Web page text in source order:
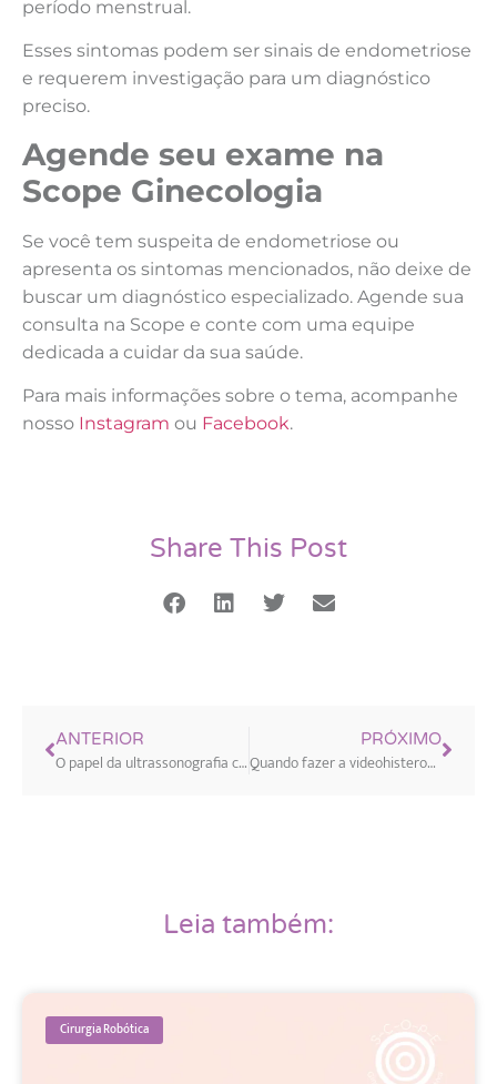
período menstrual.
Esses sintomas podem ser sinais de endometriose
e requerem investigação para um diagnóstico
preciso.
Agende seu exame na
Scope Ginecologia
Se você tem suspeita de endometriose ou
apresenta os sintomas mencionados, não deixe de
buscar um diagnóstico especializado. Agende sua
consulta na Scope e conte com uma equipe
dedicada a cuidar da sua saúde.
Para mais informações sobre o tema, acompanhe
nosso Instagram ou Facebook.
Share This Post
ANTERIOR
O papel da ultrassonografia com preparo intestinal no diagnóstico da endometriose
PRÓXIMO
Quando fazer a videohisteroscopia diagnóstica?
Leia também:
Cirurgia Robótica